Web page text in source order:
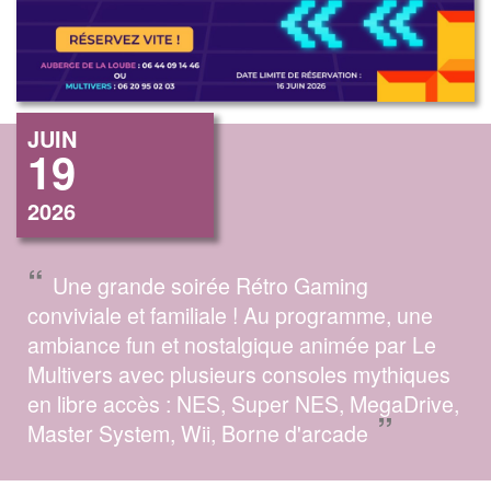
JUIN
19
2026
“ Une grande soirée Rétro Gaming
conviviale et familiale ! Au programme, une
ambiance fun et nostalgique animée par Le
Multivers avec plusieurs consoles mythiques
en libre accès : NES, Super NES, MegaDrive,
Master System, Wii, Borne d'arcade ”